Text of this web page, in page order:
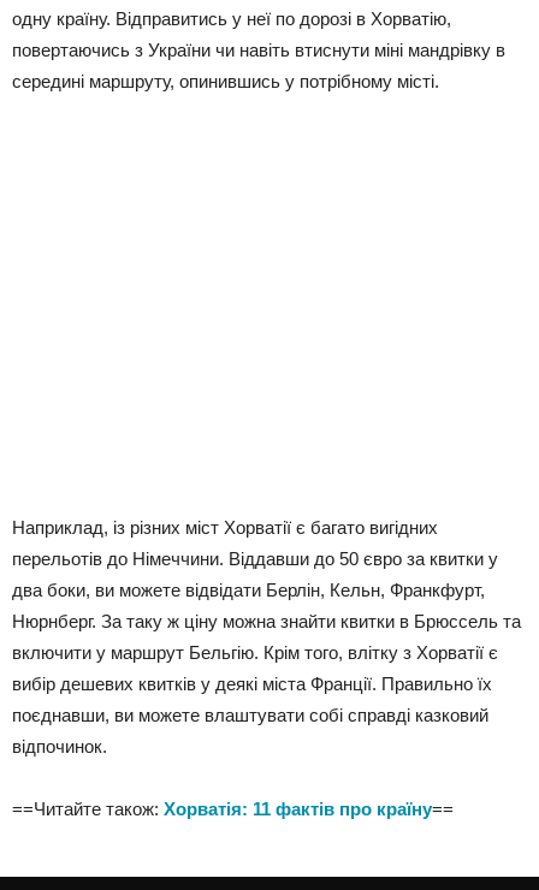
одну країну. Відправитись у неї по дорозі в Хорватію,
повертаючись з України чи навіть втиснути міні мандрівку в
середині маршруту, опинившись у потрібному місті.
Наприклад, із різних міст Хорватії є багато вигідних
перельотів до Німеччини. Віддавши до 50 євро за квитки у
два боки, ви можете відвідати Берлін, Кельн, Франкфурт,
Нюрнберг. За таку ж ціну можна знайти квитки в Брюссель та
включити у маршрут Бельгію. Крім того, влітку з Хорватії є
вибір дешевих квитків у деякі міста Франції. Правильно їх
поєднавши, ви можете влаштувати собі справді казковий
відпочинок.
==Читайте також: Хорватія: 11 фактів про країну==